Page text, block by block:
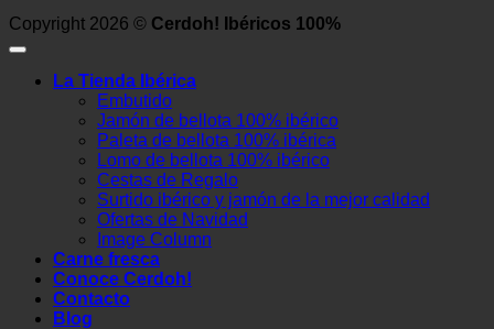
Copyright 2026 © Cerdoh! Ibéricos 100%
La Tienda Ibérica
Embutido
Jamón de bellota 100% ibérico
Paleta de bellota 100% ibérica
Lomo de bellota 100% ibérico
Cestas de Regalo
Surtido ibérico y jamón de la mejor calidad
Ofertas de Navidad
Image Column
Carne fresca
Conoce Cerdoh!
Contacto
Blog